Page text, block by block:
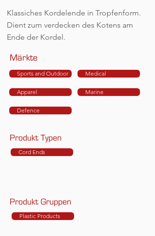
Klassiches Kordelende in Tropfenform.
Dient zum verdecken des Kotens am
Ende der Kordel.
Märkte
Sports and Outdoor
Apparel
Defence
Medical
Marine
Produkt Typen
Cord Ends
Produkt Gruppen
Plastic Products